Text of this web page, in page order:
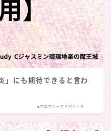
」にも期待できると言わ
■アロマハーブ４択クイズ